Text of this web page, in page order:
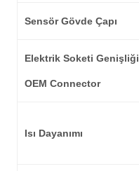
Sensör Gövde Çapı
Elektrik Soketi Genişliği
OEM Connector
Isı Dayanımı